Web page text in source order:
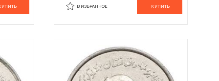
КУПИТЬ
В ИЗБРАННОЕ